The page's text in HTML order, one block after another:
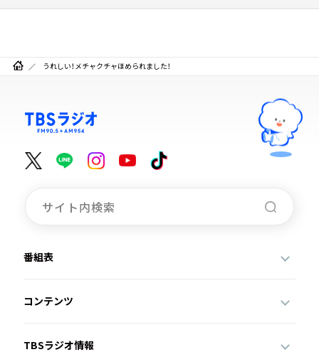
うれしい！メチャクチャほめられました！
番組表
コンテンツ
TBSラジオ情報